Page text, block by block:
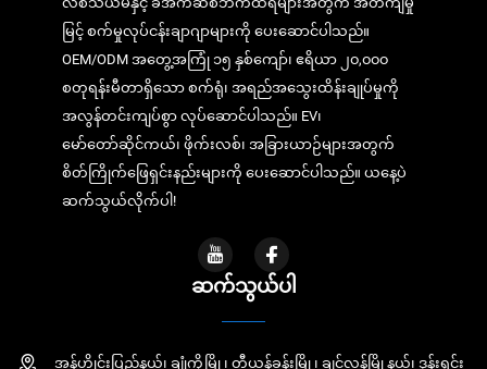
မြင့် စက်မှုလုပ်ငန်းချာဂျာများကို ပေးဆောင်ပါသည်။
OEM/ODM အတွေ့အကြုံ ၁၅ နှစ်ကျော်၊ ဧရိယာ ၂၀,၀၀၀
စတုရန်းမီတာရှိသော စက်ရုံ၊ အရည်အသွေးထိန်းချုပ်မှုကို
အလွန်တင်းကျပ်စွာ လုပ်ဆောင်ပါသည်။ EV၊
မော်တော်ဆိုင်ကယ်၊ ဖိုက်းလစ်၊ အခြားယာဉ်များအတွက်
စိတ်ကြိုက်ဖြေရှင်းနည်းများကို ပေးဆောင်ပါသည်။ ယနေ့ပဲ
ဆက်သွယ်လိုက်ပါ!
ဆက်သွယ်ပါ
အန်ဟွိုင်းပြည်နယ်၊ ချုံကို့မြို့၊ တီယန်ခန်းမြို့၊ ချင်လန်မြို့နယ်၊ ဒုန်းရှင်း